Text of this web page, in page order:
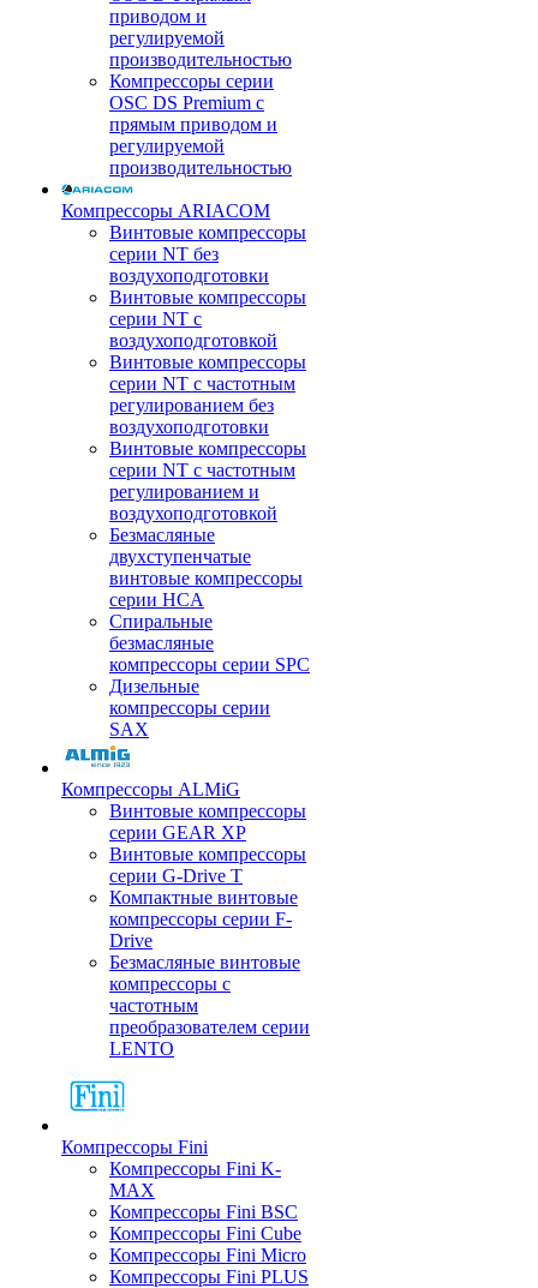
приводом и
регулируемой
производительностью
Компрессоры серии
OSC DS Premium с
прямым приводом и
регулируемой
производительностью
Компрессоры ARIACOM
Винтовые компрессоры
серии NT без
воздухоподготовки
Винтовые компрессоры
серии NT c
воздухоподготовкой
Винтовые компрессоры
серии NT с частотным
регулированием без
воздухоподготовки
Винтовые компрессоры
серии NT с частотным
регулированием и
воздухоподготовкой
Безмасляные
двухступенчатые
винтовые компрессоры
серии HCA
Спиральные
безмасляные
компрессоры серии SPC
Дизельные
компрессоры серии
SAX
Компрессоры ALMiG
Винтовые компрессоры
серии GEAR XP
Винтовые компрессоры
серии G-Drive T
Компактные винтовые
компрессоры серии F-
Drive
Безмасляные винтовые
компрессоры с
частотным
преобразователем серии
LENTO
Компрессоры Fini
Компрессоры Fini K-
MAX
Компрессоры Fini BSC
Компрессоры Fini Cube
Компрессоры Fini Micro
Компрессоры Fini PLUS